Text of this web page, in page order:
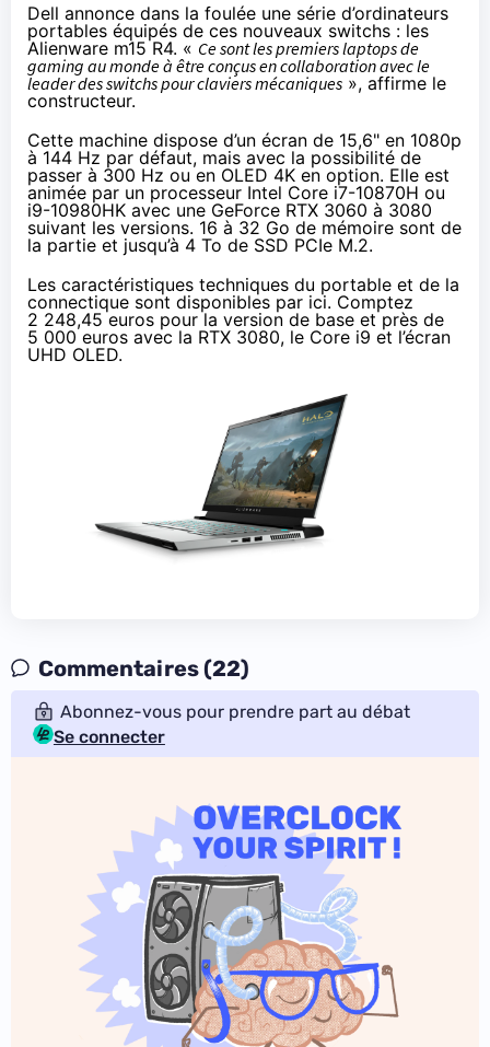
Dell annonce dans la foulée une série d’ordinateurs
portables équipés de ces nouveaux switchs : les
Alienware m15 R4. « Ce sont les premiers laptops de
gaming au monde à être conçus en collaboration avec le
leader des switchs pour claviers mécaniques », affirme le
constructeur.
Cette machine dispose d’un écran de 15,6" en 1080p
à 144 Hz par défaut, mais avec la possibilité de
passer à 300 Hz ou en OLED 4K en option. Elle est
animée par un processeur Intel Core i7-10870H ou
i9-10980HK avec une GeForce RTX 3060 à 3080
suivant les versions. 16 à 32 Go de mémoire sont de
la partie et jusqu’à 4 To de SSD PCIe M.2.
Les caractéristiques techniques du portable et de la
connectique sont disponibles par ici. Comptez
2 248,45 euros pour la version de base et près de
5 000 euros avec la RTX 3080, le Core i9 et l’écran
UHD OLED.
Commentaires (22)
Abonnez-vous pour prendre part au débat
Se connecter